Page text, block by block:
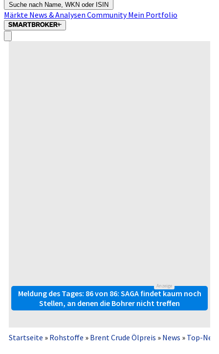
Suche nach Name, WKN oder ISIN
Märkte News & Analysen CommunityMein Portfolio
Anzeige
Meldung des Tages: 86 von 86: SAGA findet kaum noch
Stellen, an denen die Bohrer nicht treffen
Startseite » Rohstoffe » Brent Crude Ölpreis » News » Top-